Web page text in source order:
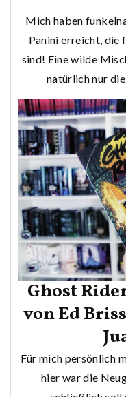
Mich haben
Panini erreicht, die
sind! Eine wilde
natürlich nur
Ghost
von Ed
Für mich persönlich
hier war die